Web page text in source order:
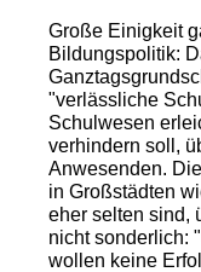
Große Einigkeit
Bildungspolitik:
"verlässliche
Schulwesen
verhindern soll,
Anwesenden.
in Großstädten
eher selten sind,
nicht sonderlich:
wollen keine